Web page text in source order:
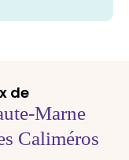
de
Marne
Caliméros